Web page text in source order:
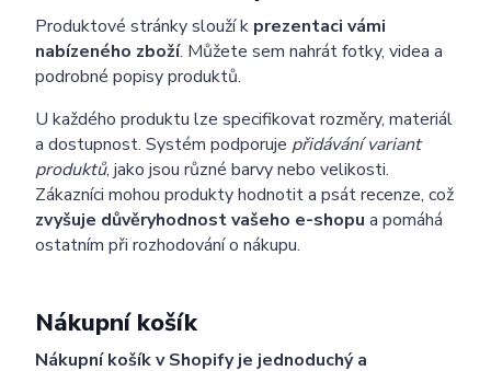
Produktové stránky slouží k prezentaci vámi
nabízeného zboží. Můžete sem nahrát fotky, videa a
podrobné popisy produktů.
U každého produktu lze specifikovat rozměry, materiál
a dostupnost. Systém podporuje přidávání variant
produktů, jako jsou různé barvy nebo velikosti.
Zákazníci mohou produkty hodnotit a psát recenze, což
zvyšuje důvěryhodnost vašeho e-shopu a pomáhá
ostatním při rozhodování o nákupu.
Nákupní košík
Nákupní košík v Shopify je jednoduchý a